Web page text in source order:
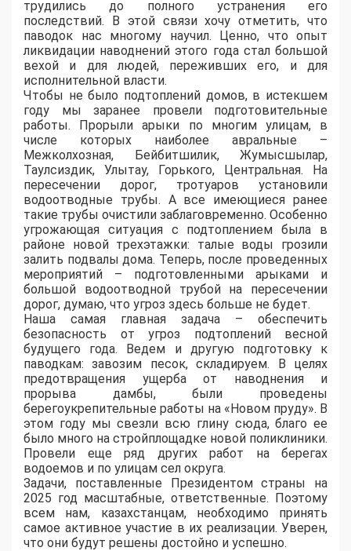
трудились до полного устранения его
последствий. В этой связи хочу отметить, что
паводок нас многому научил. Ценно, что опыт
ликвидации наводнений этого года стал большой
вехой и для людей, переживших его, и для
исполнительной власти.
Чтобы не было подтоплений домов, в истекшем
году мы заранее провели подготовительные
работы. Прорыли арыки по многим улицам, в
числе которых наиболее авральные –
Межколхозная, Бейбитшилик, Жумысшылар,
Таулсиздик, Улытау, Горького, Центральная. На
пересечении дорог, тротуаров установили
водоотводные трубы. А все имеющиеся ранее
такие трубы очистили заблаговременно. Особенно
угрожающая ситуация с подтоплением была в
районе новой трехэтажки: талые воды грозили
залить подвалы дома. Теперь, после проведенных
мероприятий – подготовленными арыками и
большой водоотводной трубой на пересечении
дорог, думаю, что угроз здесь больше не будет.
Наша самая главная задача – обеспечить
безопасность от угроз подтоплений весной
будущего года. Ведем и другую подготовку к
паводкам: завозим песок, складируем. В целях
предотвращения ущерба от наводнения и
прорыва дамбы, были проведены
берегоукрепительные работы на «Новом пруду». В
этом году мы свезли всю глину сюда, благо ее
было много на стройплощадке новой поликлиники.
Провели еще ряд других работ на берегах
водоемов и по улицам сел округа.
Задачи, поставленные Президентом страны на
2025 год масштабные, ответственные. Поэтому
всем нам, казахстанцам, необходимо принять
самое активное участие в их реализации. Уверен,
что они будут решены достойно и успешно.